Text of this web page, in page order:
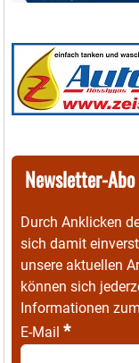
Newsletter-Abo
Durch Anklicken
sich damit
unsere aktuellen
können sich
Informationen
E-Mail *